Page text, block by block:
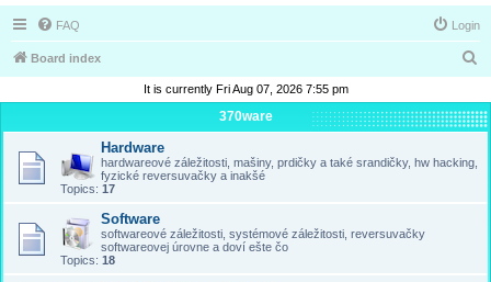
FAQ Login
Board index
a
r
It is currently Fri Aug 07, 2026 7:55 pm
370ware
Hardware
hardwareové záležitosti, mašiny, prdičky a také srandičky, hw hacking,
fyzické reversuvačky a inakšé
Topics: 17
Software
softwareové záležitosti, systémové záležitosti, reversuvačky
softwareovej úrovne a doví ešte čo
Topics: 18